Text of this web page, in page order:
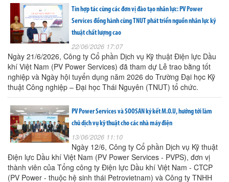
Tin hợp tác cùng các đơn vị đào tạo nhân lực: PV Power
Services đồng hành cùng TNUT phát triển nguồn nhân lực kỹ
thuật chất lượng cao
22/06/2026 17:07
Ngày 21/6/2026, Công ty Cổ phần Dịch vụ Kỹ thuật Điện lực Dầu
khí Việt Nam (PV Power Services) đã tham dự Lễ trao bằng tốt
nghiệp và Ngày hội tuyển dụng năm 2026 do Trường Đại học Kỹ
thuật Công nghiệp – Đại học Thái Nguyên (TNUT) tổ chức.
PV Power Services và SOOSAN ký kết M.O.U, hướng tới làm
chủ dịch vụ kỹ thuật cho các nhà máy điện
13/06/2026 11:10
Ngày 12/6, Công ty Cổ phần Dịch vụ Kỹ thuật
Điện lực Dầu khí Việt Nam (PV Power Services - PVPS), đơn vị
thành viên của Tổng công ty Điện lực Dầu khí Việt Nam - CTCP
(PV Power - thuộc hệ sinh thái Petrovietnam) và Công ty TNHH